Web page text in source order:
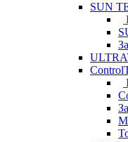
SUN